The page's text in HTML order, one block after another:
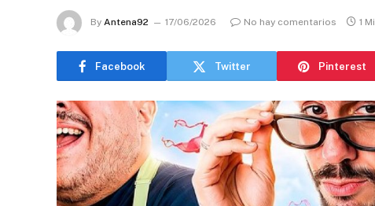
By Antena92 17/06/2026 No hay comentarios 1
Facebook Twitter Pinterest